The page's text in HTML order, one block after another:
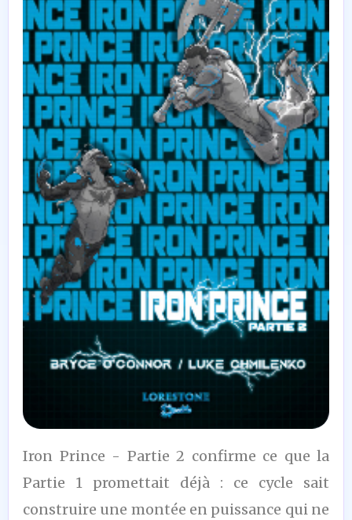
8
/10
Iron Prince - Partie 2 confirme ce que la
Partie 1 promettait déjà : ce cycle sait
construire une montée en puissance qui ne